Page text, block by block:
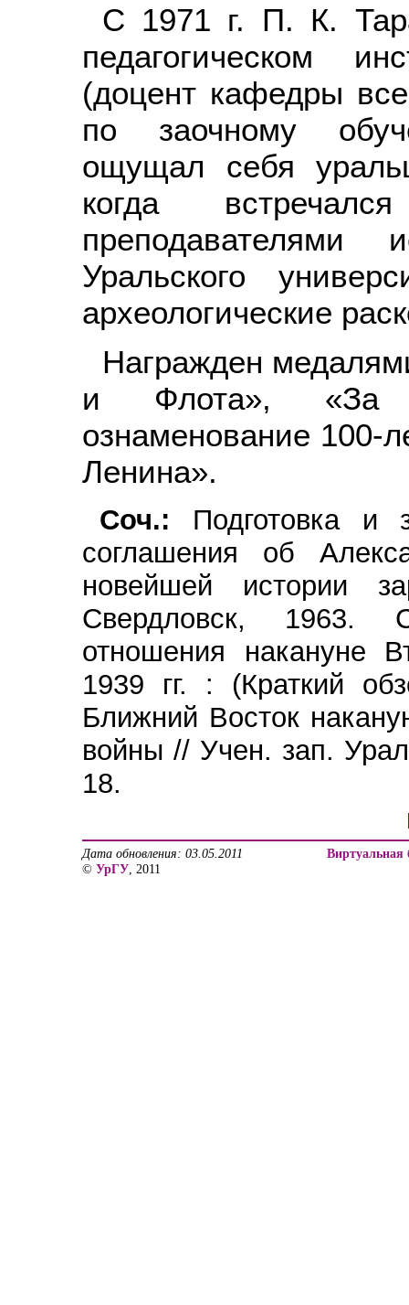
С 1971 г. П. К.
педагогическом
(доцент кафедры
по заочному
ощущал себя
когда
преподавателями
Уральского
археологические
Награжден
и Флота», «За
ознаменование 100-
Ленина».
Соч.: Подготовка и
соглашения об
новейшей истории
Свердловск, 1963.
отношения накануне
1939 гг. : (Краткий
Ближний Восток
войны // Учен. зап.
18.
Дата обновления: 03.05.2011
© УрГУ, 2011
Виртуальная